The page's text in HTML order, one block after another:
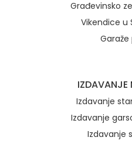
Građevinsko
Vikendice u
IZDAVANJE
Izdavanje
Izdavanje
Izdavanje